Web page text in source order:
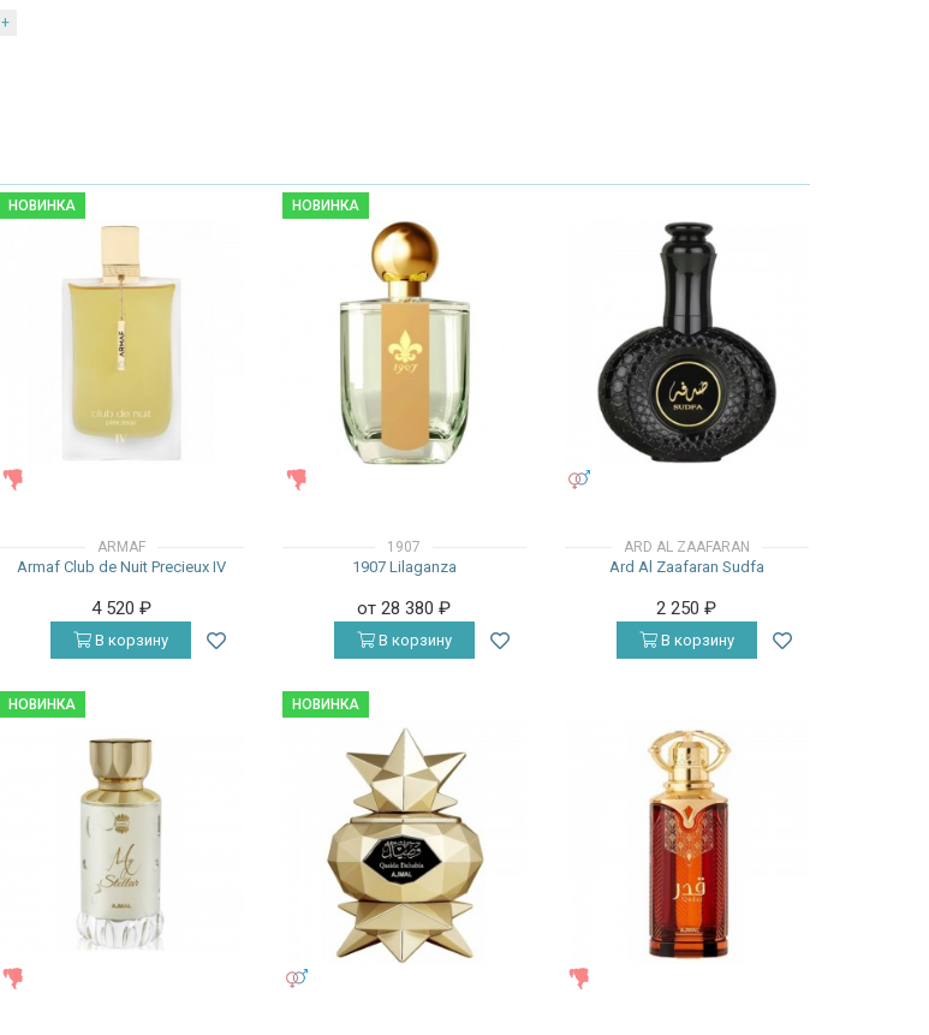
+
НОВИНКА
ARMAF
Armaf Club de Nuit Precieux IV
4 520 ₽
В корзину
НОВИНКА
1907
1907 Lilaganza
от 28 380₽
В корзину
ARD AL ZAAFARAN
Ard Al Zaafaran Sudfa
2 250₽
В корзину
НОВИНКА НОВИНКА